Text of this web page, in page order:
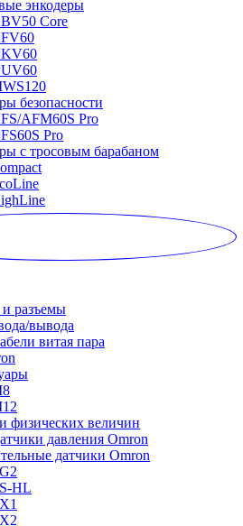
энкодеры
Core
безопасности
AFM60S Pro
Pro
с тросовым барабаном
разъемы
вывода
витая пара
физических величин
давления Omron
датчики Omron
HL